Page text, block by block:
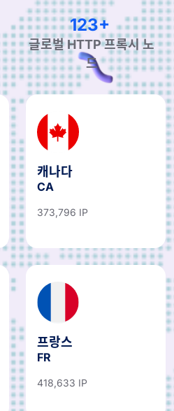
190+
글로벌 HTTP 프록시 노
드
캐나다
CA
373,796 IP
프랑스
FR
418,633 IP